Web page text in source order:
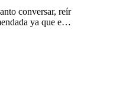
conversar, reír
ya que es
atención,
que uno se siente
volver a